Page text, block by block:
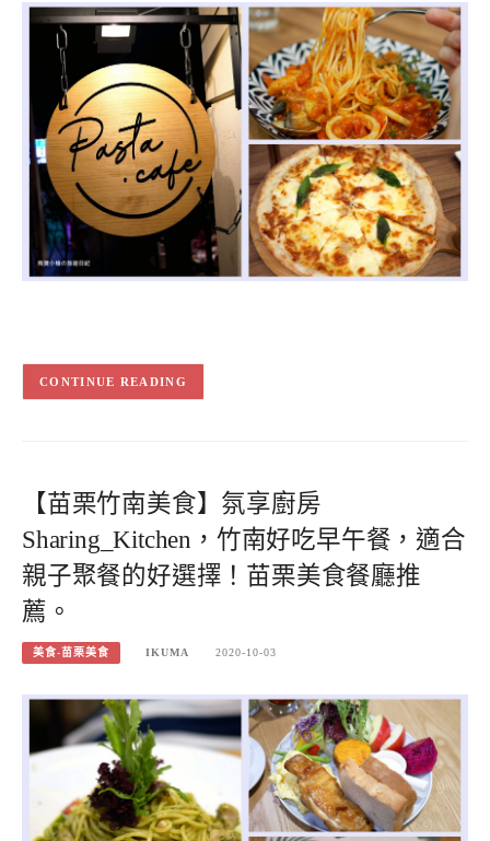
CONTINUE READING
【苗栗竹南美食】氛享廚房
Sharing_Kitchen，竹南好吃早午餐，適合
親子聚餐的好選擇！苗栗美食餐廳推
薦。
美食-苗栗美食 IKUMA 2020-10-03